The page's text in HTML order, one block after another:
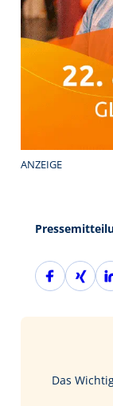
ANZEIGE
F
a
X
i
L
i
I
Das